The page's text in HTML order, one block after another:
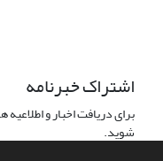
اشتراک خبرنامه
برای دریافت اخبار و
شوید.